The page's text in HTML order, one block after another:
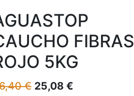
FIBRAS
5KG
€ 25,08 €